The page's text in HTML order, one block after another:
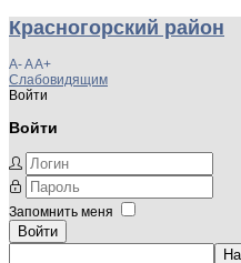
Красногорский район
A-AA+
Слабовидящим
Войти
Войти
Запомнить меня
Войти